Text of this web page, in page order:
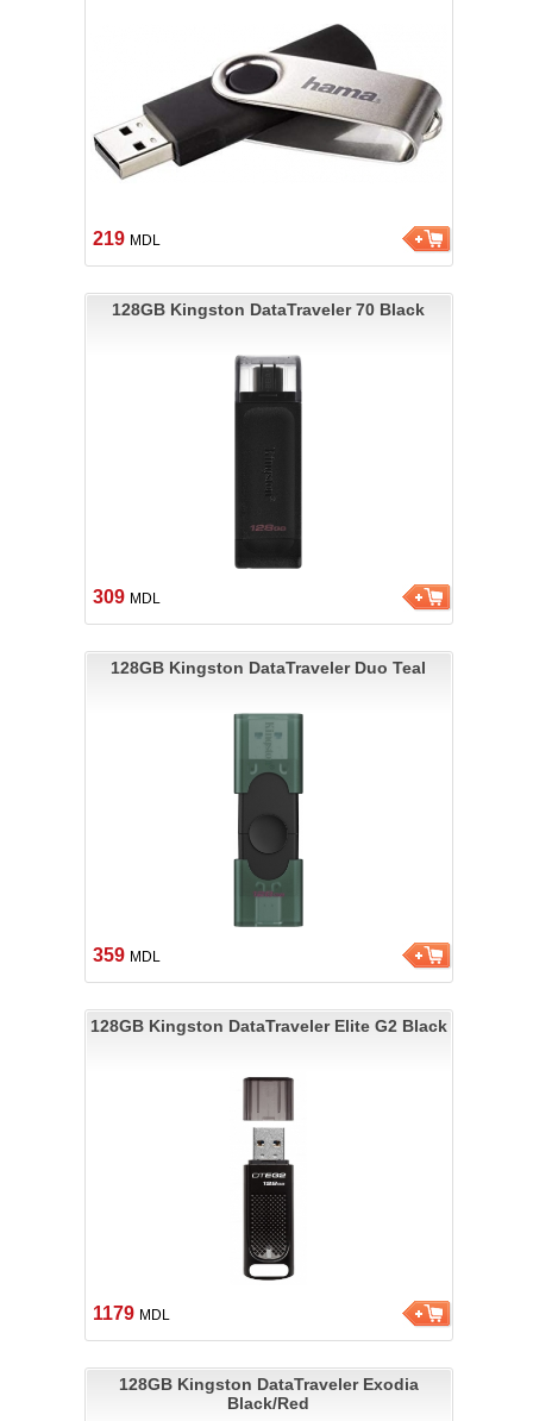
219 MDL
128GB Kingston DataTraveler 70 Black
309 MDL
128GB Kingston DataTraveler Duo Teal
359 MDL
128GB Kingston DataTraveler Elite G2 Black
1179 MDL
128GB Kingston DataTraveler Exodia
Black/Red